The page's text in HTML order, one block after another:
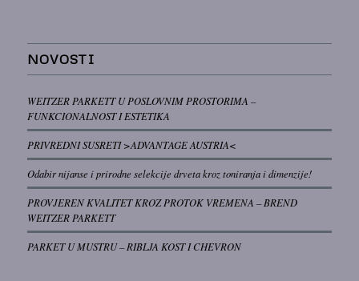
NOVOSTI
WEITZER PARKETT U POSLOVNIM PROSTORIMA –
FUNKCIONALNOST I ESTETIKA
PRIVREDNI SUSRETI >ADVANTAGE AUSTRIA<
Odabir nijanse i prirodne selekcije drveta kroz toniranja i dimenzije!
PROVJEREN KVALITET KROZ PROTOK VREMENA – BREND
WEITZER PARKETT
PARKET U MUSTRU – RIBLJA KOST I CHEVRON